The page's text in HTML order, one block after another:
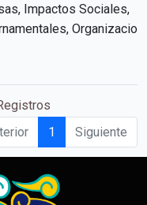
Impactos Sociales,
1 Siguiente